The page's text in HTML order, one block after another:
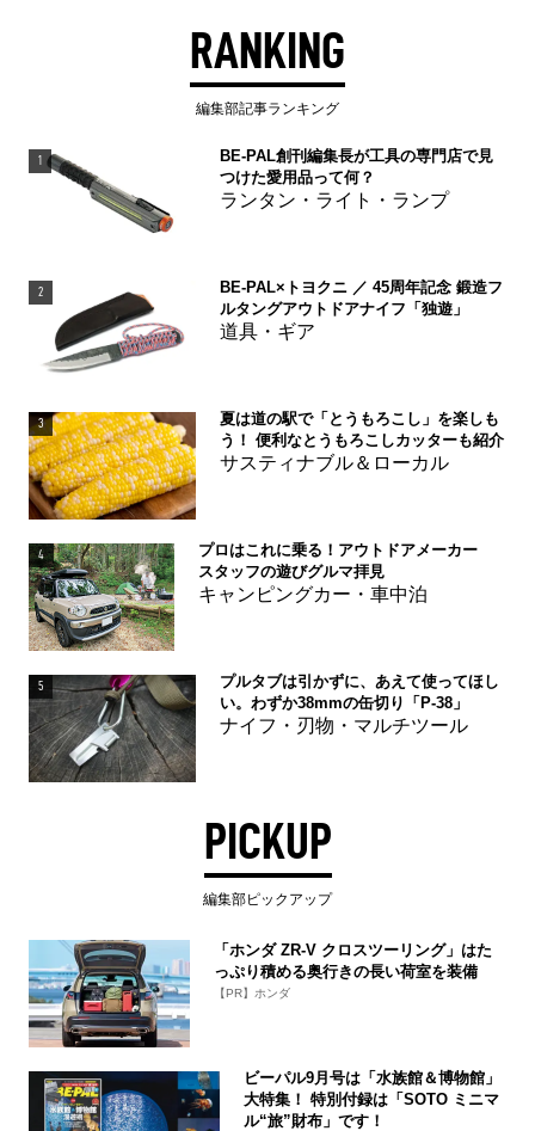
RANKING
編集部記事ランキング
1
BE-PAL創刊編集長が工具の専門店で見
つけた愛用品って何？
ランタン・ライト・ランプ
2
BE-PAL×トヨクニ ／ 45周年記念 鍛造フ
ルタングアウトドアナイフ「独遊」
道具・ギア
3
夏は道の駅で「とうもろこし」を楽しも
う！ 便利なとうもろこしカッターも紹介
サスティナブル＆ローカル
4
プロはこれに乗る！アウトドアメーカー
スタッフの遊びグルマ拝見
キャンピングカー・車中泊
5
プルタブは引かずに、あえて使ってほし
い。わずか38mmの缶切り「P-38」
ナイフ・刃物・マルチツール
PICKUP
編集部ピックアップ
「ホンダ ZR-V クロスツーリング」はた
っぷり積める奥行きの長い荷室を装備
【PR】ホンダ
ビーパル9月号は「水族館＆博物館」
大特集！ 特別付録は「SOTO ミニマ
ル“旅”財布」です！